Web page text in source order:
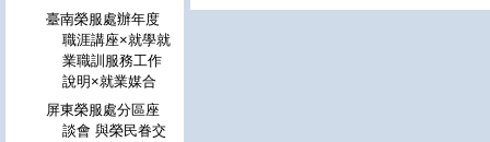
臺南榮服處辦年度
職涯講座×就學就
業職訓服務工作
說明×就業媒合
屏東榮服處分區座
談會 與榮民眷交